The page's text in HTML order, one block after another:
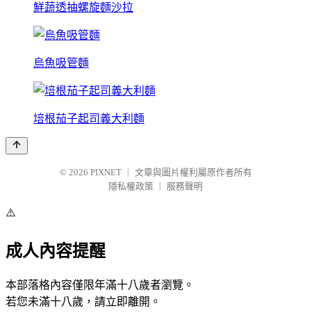
鮮蔬透抽螺旋麵沙拉
烏魚吸管麵
培根茄子起司義大利麵
© 2026 PIXNET
文章與圖片權利屬原作者所有
隱私權政策
服務聲明
⚠️
成人內容提醒
本部落格內容僅限年滿十八歲者瀏覽。
若您未滿十八歲，請立即離開。